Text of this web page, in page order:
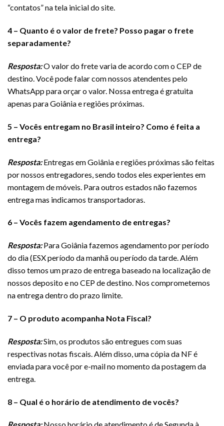
“contatos” na tela inicial do site.
4 – Quanto é o valor de frete? Posso pagar o frete
separadamente?
Resposta:O valor do frete varia de acordo com o CEP de
destino. Você pode falar com nossos atendentes pelo
WhatsApp para orçar o valor. Nossa entrega é gratuita
apenas para Goiânia e regiões próximas.
5 – Vocês entregam no Brasil inteiro? Como é feita a
entrega?
Resposta:Entregas em Goiânia e regiões próximas são feitas
por nossos entregadores, sendo todos eles experientes em
montagem de móveis. Para outros estados não fazemos
entrega mas indicamos transportadoras.
6 – Vocês fazem agendamento de entregas?
Resposta:Para Goiânia fazemos agendamento por período
do dia (ESX período da manhã ou período da tarde. Além
disso temos um prazo de entrega baseado na localização de
nossos deposito e no CEP de destino. Nos comprometemos
na entrega dentro do prazo limite.
7 – O produto acompanha Nota Fiscal?
Resposta:Sim, os produtos são entregues com suas
respectivas notas fiscais. Além disso, uma cópia da NF é
enviada para você por e-mail no momento da postagem da
entrega.
8 – Qual é o horário de atendimento de vocês?